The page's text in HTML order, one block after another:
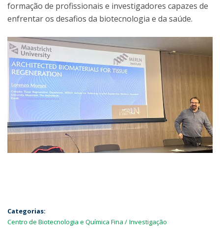
formação de profissionais e investigadores capazes de
enfrentar os desafios da biotecnologia e da saúde.
Categorias:
Centro de Biotecnologia e Química Fina
Investigação